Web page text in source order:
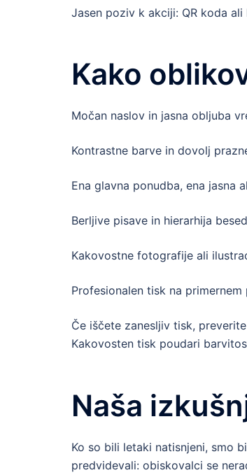
Jasen poziv k akciji: QR koda
Kako
Močan naslov in jasna obljuba
Kontrastne barve in dovolj
Ena glavna ponudba, ena jasna
Berljive pisave in hierarhija
Kakovostne fotografije ali
Profesionalen tisk na
Če iščete zanesljiv tisk,
Kakovosten tisk poudari
Naša
Ko so bili letaki natisnjeni, smo
predvidevali: obiskovalci se